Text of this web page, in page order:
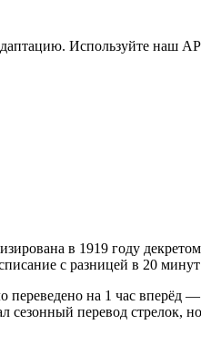
Используйте наш
в 1919 году
с разницей в 20 минут
на 1 час вперёд
перевод стрелок,